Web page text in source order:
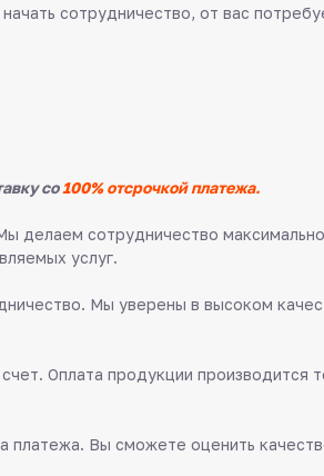
сотрудничество, от вас
со100% отсрочкой платежа.
делаем сотрудничество
услуг.
Мы уверены в высоком
Оплата продукции производится
Вы сможете оценить